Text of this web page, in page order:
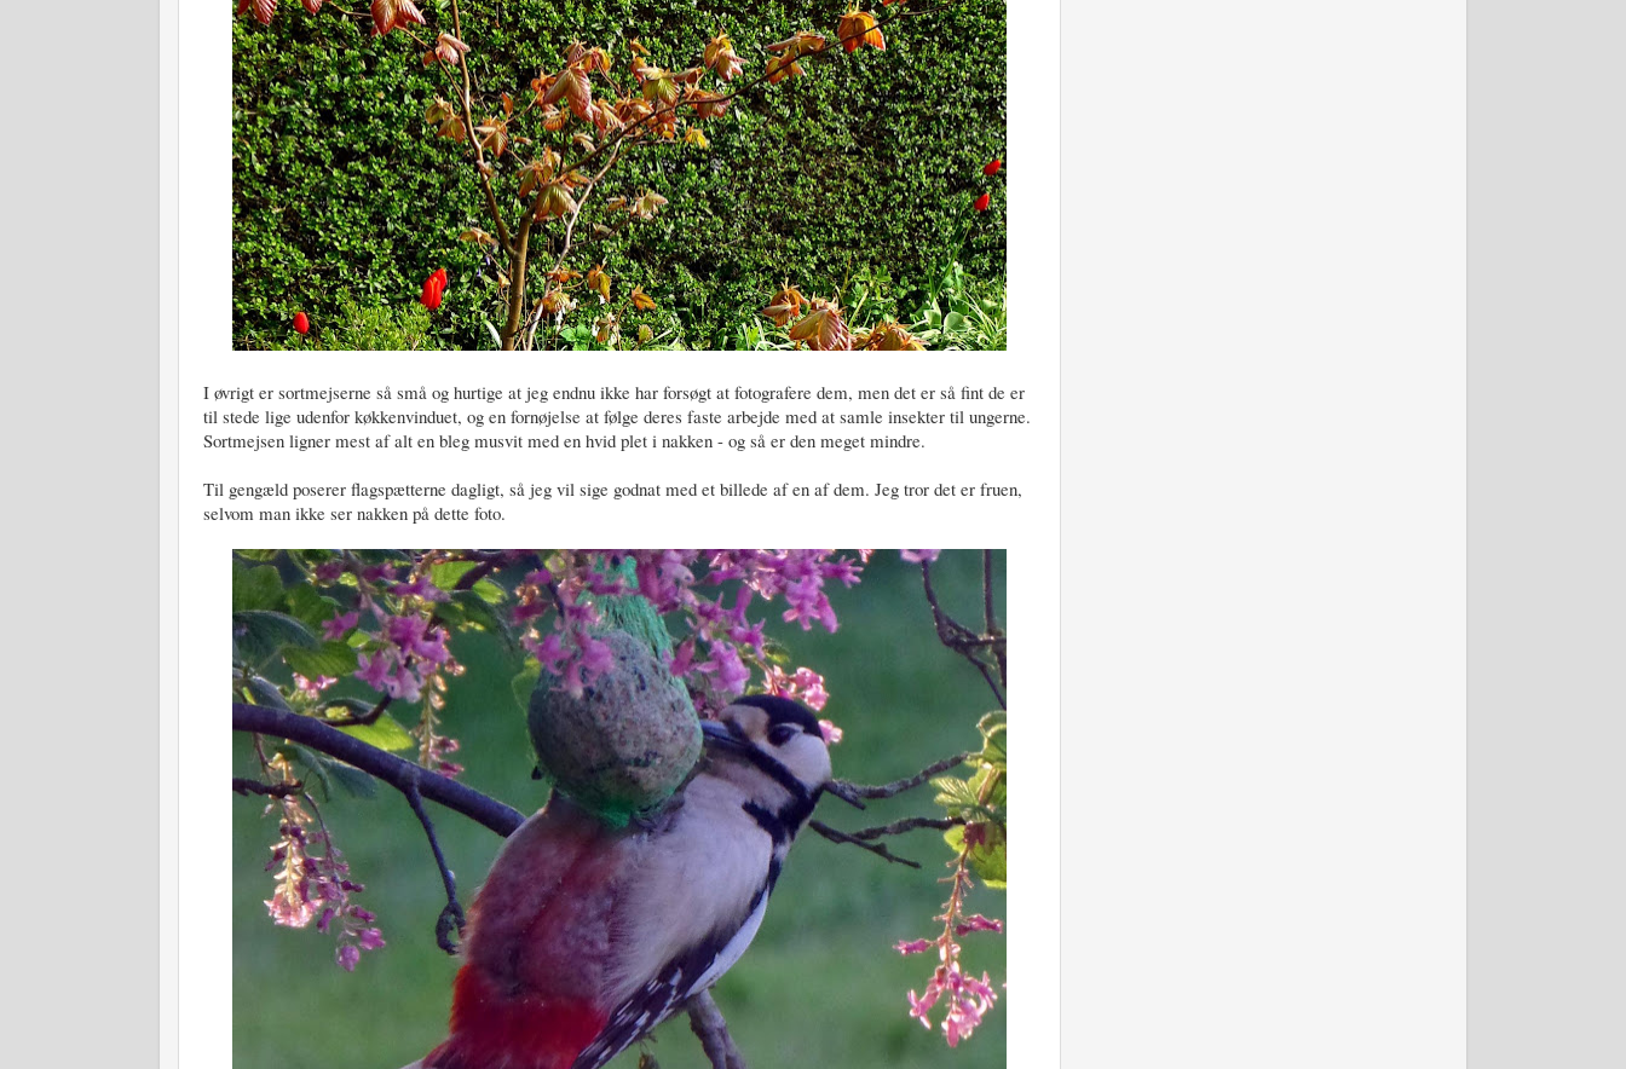
I øvrigt er sortmejserne så små og hurtige at jeg endnu ikke har forsøgt at fotografere dem, men det er så fint de er
til stede lige udenfor køkkenvinduet, og en fornøjelse at følge deres faste arbejde med at samle insekter til ungerne.
Sortmejsen ligner mest af alt en bleg musvit med en hvid plet i nakken - og så er den meget mindre.
Til gengæld poserer flagspætterne dagligt, så jeg vil sige godnat med et billede af en af dem. Jeg tror det er fruen,
selvom man ikke ser nakken på dette foto.